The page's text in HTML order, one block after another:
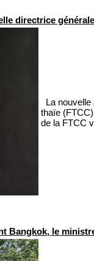
directrice
La
thaïe
de la FTCC
Bangkok, le